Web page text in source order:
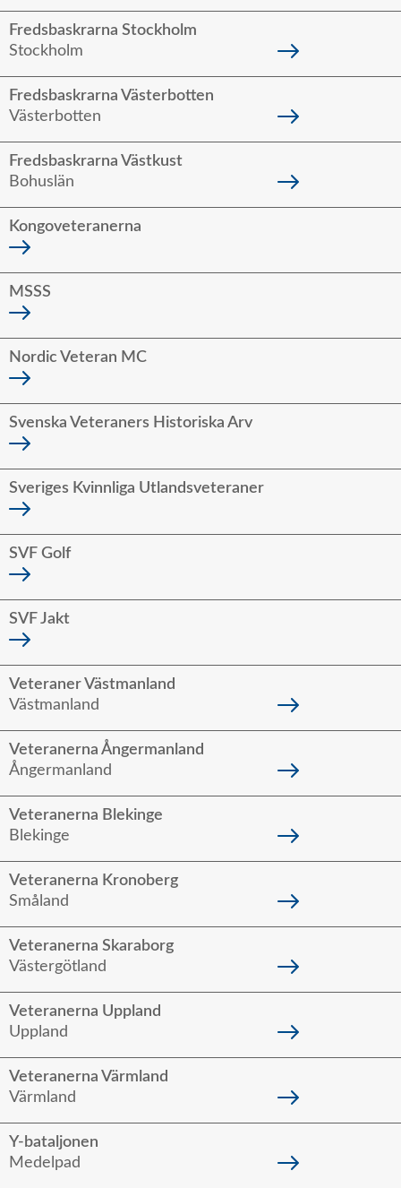
Fredsbaskrarna Stockholm
Stockholm
Fredsbaskrarna Västerbotten
Västerbotten
Fredsbaskrarna Västkust
Bohuslän
Kongoveteranerna
MSSS
Nordic Veteran MC
Svenska Veteraners Historiska Arv
Sveriges Kvinnliga Utlandsveteraner
SVF Golf
SVF Jakt
Veteraner Västmanland
Västmanland
Veteranerna Ångermanland
Ångermanland
Veteranerna Blekinge
Blekinge
Veteranerna Kronoberg
Småland
Veteranerna Skaraborg
Västergötland
Veteranerna Uppland
Uppland
Veteranerna Värmland
Värmland
Y-bataljonen
Medelpad